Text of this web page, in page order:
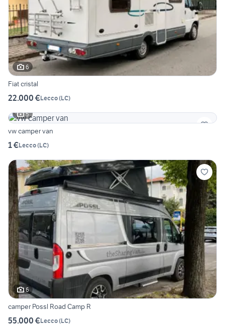
6
Fiat cristal
22.000 €Lecco(LC)
5
vw camper van
1 €Lecco(LC)
6
camper Possl Road Camp R
55.000 €Lecco(LC)